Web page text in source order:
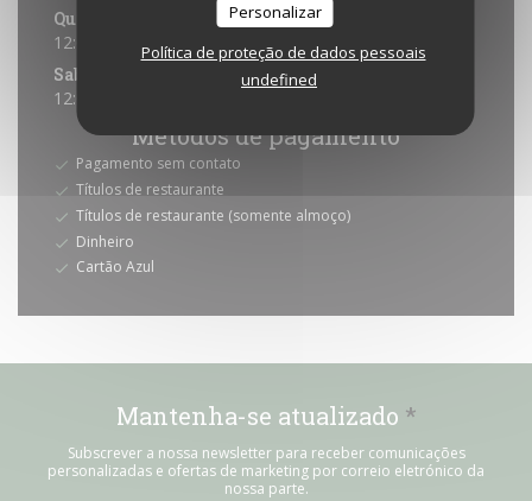
Personalizar
Política de proteção de dados pessoais
undefined
Qui
12:00 - 14:30
18:30 - 23:30
Sab
12:00 - 23:30
Métodos de pagamento
Pagamento sem contato
Títulos de restaurante
Títulos de restaurante (somente almoço)
Dinheiro
Cartão Azul
Mantenha-se atualizado *
Subscrever a nossa newsletter para receber comunicações
personalizadas e ofertas de marketing por correio eletrónico da
nossa parte.